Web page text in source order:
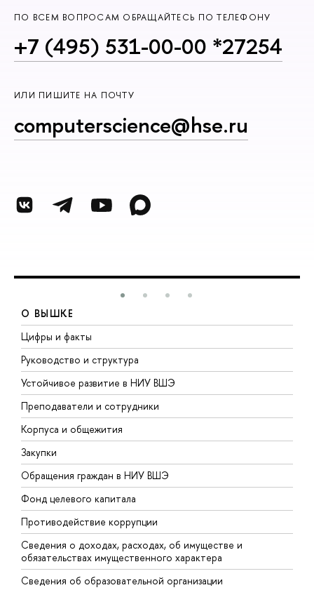
ПО ВСЕМ ВОПРОСАМ ОБРАЩАЙТЕСЬ ПО ТЕЛЕФОНУ
+7 (495) 531-00-00 *27254
ИЛИ ПИШИТЕ НА ПОЧТУ
computerscience@hse.ru
О ВЫШКЕ
Цифры и факты
Руководство и структура
Устойчивое развитие в НИУ ВШЭ
Преподаватели и сотрудники
Корпуса и общежития
Закупки
Обращения граждан в НИУ ВШЭ
Фонд целевого капитала
Противодействие коррупции
Сведения о доходах, расходах, об имуществе и
обязательствах имущественного характера
Сведения об образовательной организации